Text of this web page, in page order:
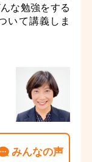
な勉強をする
いて講義しま
みんなの声